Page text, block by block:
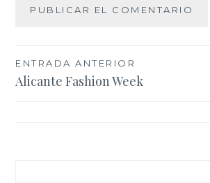
Navegación
de
ENTRADA ANTERIOR
Alicante Fashion Week